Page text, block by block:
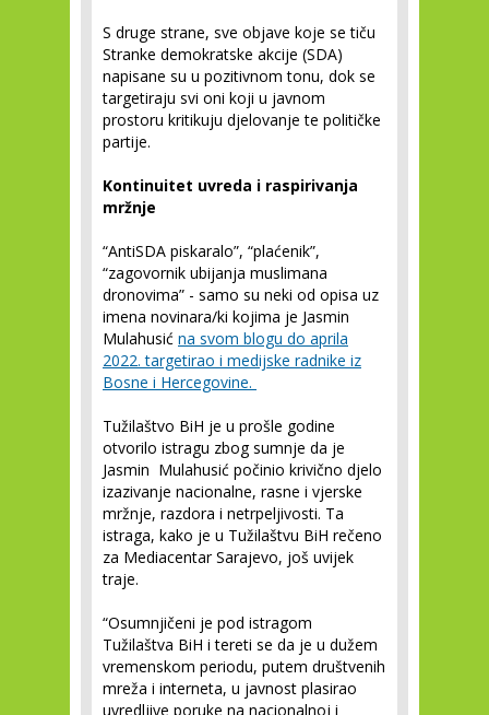
S druge strane, sve objave koje se tiču
Stranke demokratske akcije (SDA)
napisane su u pozitivnom tonu, dok se
targetiraju svi oni koji u javnom
prostoru kritikuju djelovanje te političke
partije.
Kontinuitet uvreda i raspirivanja
mržnje
“AntiSDA piskaralo”, “plaćenik”,
“zagovornik ubijanja muslimana
dronovima” - samo su neki od opisa uz
imena novinara/ki kojima je Jasmin
Mulahusić na svom blogu do aprila
2022. targetirao i medijske radnike iz
Bosne i Hercegovine.
Tužilaštvo BiH je u prošle godine
otvorilo istragu zbog sumnje da je
Jasmin Mulahusić počinio krivično djelo
izazivanje nacionalne, rasne i vjerske
mržnje, razdora i netrpeljivosti. Ta
istraga, kako je u Tužilaštvu BiH rečeno
za Mediacentar Sarajevo, još uvijek
traje.
“Osumnjičeni je pod istragom
Tužilaštva BiH i tereti se da je u dužem
vremenskom periodu, putem društvenih
mreža i interneta, u javnost plasirao
uvredljive poruke na nacionalnoj i